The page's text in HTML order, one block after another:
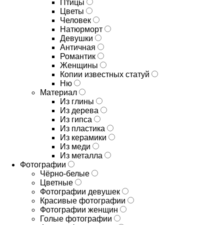
Птицы
Цветы
Человек
Натюрморт
Девушки
Античная
Романтик
Женщины
Копии известных статуй
Ню
Материал
Из глины
Из дерева
Из гипса
Из пластика
Из керамики
Из меди
Из металла
Фотографии
Чёрно-белые
Цветные
Фотографии девушек
Красивые фотографии
Фотографии женщин
Голые фотографии